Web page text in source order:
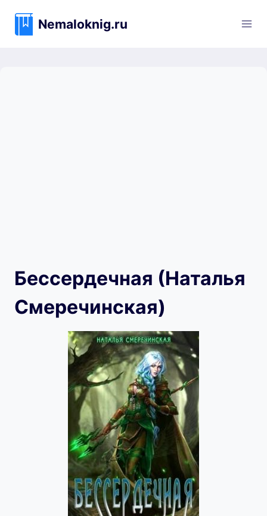
содержимому
Nemaloknig.ru
Бессердечная (Наталья
Смеречинская)